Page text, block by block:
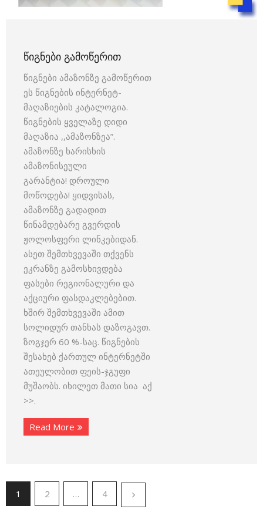
ᲬᲘᲒᲜᲔᲑᲘ ᲒᲐᲛᲝᲬᲔᲠᲘᲗ
წიგნები ამაზონზე გამოწერით
ეს წიგნების ინტერნეტ-
მაღაზიების კატალოგია.
წიგნების ყველაზე დიდი
მაღაზია ,,ამაზონზეა”.
ამაზონზე ხარისხის
ამაზონისეული
გარანტია! დროული
მოწოდება! ყიდვისას,
ამაზონზე გადადით
წინამდებარე გვერდის
ჟოლოსფერი ლინკებიდან.
ასეთ შემთხვევაში თქვენს
ეკრანზე გამოსხივდება
ფასები რეგიონალური და
აქციური ფასდაკლებებით.
ხშირ შემთხვევაში ამით
სოლიდურ თანხას დაზოგავთ.
ზოგჯერ 60 %-საც. წიგნების
შესახებ ქართულ ინტერნეტში
ათეულობით ფეის-ჯგუფი
მუშაობს. იხილეთ მათი სია აქ
>>.
Read More
1 2 … 4